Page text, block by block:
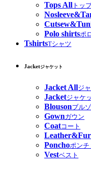
Tops All トッ
Polo shirtsポ
TshirtsTシャツ
Jacketジャケット
Jacket Allジ
Jacketジャケ
Blousonブル
Gownガウン
Coatコート
Ponchoポンチ
Vestベスト